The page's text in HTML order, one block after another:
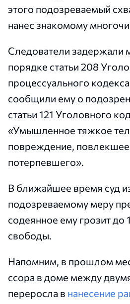
этого подозреваемый
нанес знакомому
Следователи задержали
порядке статьи 208
процессуального
сообщили ему о
статьи 121 Уголовного
«Умышленное тяжкое
повреждение,
потерпевшего».
В ближайшее время суд
подозреваемому меру
содеянное ему грозит до
свободы.
Напомним, в прошлом
ссора в доме между
переросла в нанесение